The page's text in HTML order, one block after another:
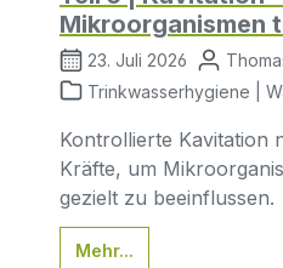
Mikroorganismen
23. Juli 2026
Trinkwasserhygiene |
Kontrollierte Kavitation
Kräfte, um
gezielt zu beeinflussen.
Mehr...